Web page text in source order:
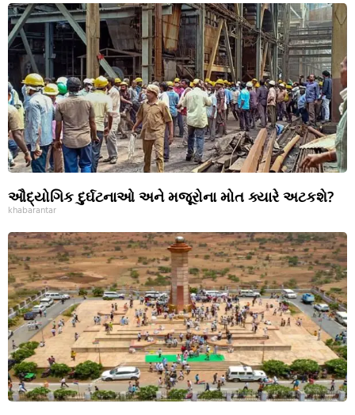
ઔદ્યોગિક દુર્ઘટનાઓ અને મજૂરોના મોત ક્યારે અટકશે?
khabarantar